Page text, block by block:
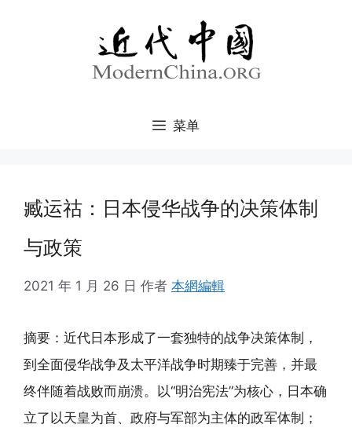
菜单
臧运祜：日本侵华战争的决策体制
与政策
2021 年 1 月 26 日 作者 本網編輯
摘要：近代日本形成了一套独特的战争决策体制，
到全面侵华战争及太平洋战争时期臻于完善，并最
终伴随着战败而崩溃。以“明治宪法”为核心，日本确
立了以天皇为首、政府与军部为主体的政军体制；